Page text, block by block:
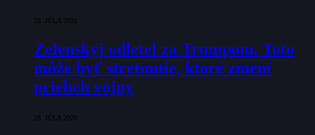
28. JÚLA 2026
Zelenskyj odletel za Trumpom. Toto
môže byť stretnutie, ktoré zmení
priebeh vojny
28. JÚLA 2026